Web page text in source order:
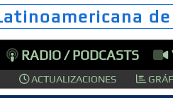
RADIO / PODCASTS
ACTUALIZACIONES